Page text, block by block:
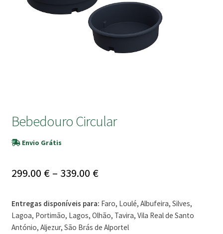
Bebedouro Circular
Envio Grátis
299.00 € – 339.00 €Price
299.00 €
through
Entregas disponíveis para: Faro, Loulé, Albufeira, Silves,
Lagoa, Portimão, Lagos, Olhão, Tavira, Vila Real de Santo
António, Aljezur, São Brás de Alportel